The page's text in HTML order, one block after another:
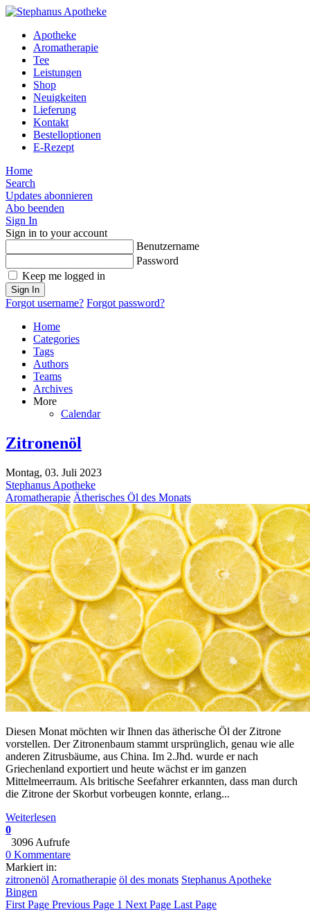
Apotheke
Aromatherapie
Tee
Leistungen
Shop
Neuigkeiten
Lieferung
Kontakt
Bestelloptionen
E-Rezept
Home
Search
Updates abonnieren
Abo beenden
Sign In
Sign in to your account
Benutzername
Password
Keep me logged in
Sign In
Forgot username? Forgot password?
Home
Categories
Tags
Authors
Teams
Archives
More
Calendar
Zitronenöl
Montag, 03. Juli 2023
Stephanus Apotheke
Aromatherapie Ätherisches Öl des Monats
Diesen Monat möchten wir Ihnen das ätherische Öl der Zitrone
vorstellen. Der Zitronenbaum stammt ursprünglich, genau wie alle
anderen Zitrusbäume, aus China. Im 2.Jhd. wurde er nach
Griechenland exportiert und heute wächst er im ganzen
Mittelmeerraum. Als britische Seefahrer erkannten, dass man durch
die Zitrone der Skorbut vorbeugen konnte, erlang...
Weiterlesen
0
3096 Aufrufe
0 Kommentare
Markiert in:
zitronenöl Aromatherapie öl des monats Stephanus Apotheke
Bingen
First Page Previous Page 1 Next Page Last Page